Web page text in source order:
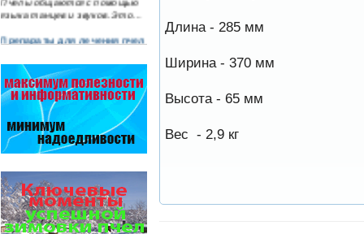
языка танцев и звуков. Это…
Препараты для лечения пчел
обеспечивают самые высокие
показатели сохранности
пчел и рентабельность
пасеки.
Безукоризненно сильное
звено в системе
комплексного оздоровления
повышения рентабельности
пасеки.
Апидез, Варроадез, Амипол-Т,
Апирой, Апистоп, Бипин-Т,
Полисан и Гармония…
Длина - 285 мм
Ширина - 370 мм
Высота - 65 мм
Вес - 2,9 кг